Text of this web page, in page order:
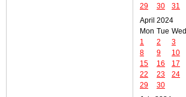
29
30 31
April 2024
Mon Tue Wed
1
2 3
8
9 10
15
16 17
22
23 24
29
30